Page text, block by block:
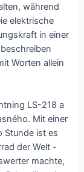
während
elektrische
in einer
Worten allein
LS-218 a
Mit einer
Stunde ist es
der Welt -
machte,